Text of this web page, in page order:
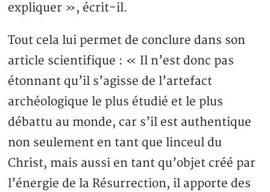
expliquer », écrit-il.
Tout cela lui permet de conclure dans son
article scientifique : « Il n’est donc pas
étonnant qu’il s’agisse de l’artefact
archéologique le plus étudié et le plus
débattu au monde, car s’il est authentique
non seulement en tant que linceul du
Christ, mais aussi en tant qu’objet créé par
l’énergie de la Résurrection, il apporte des